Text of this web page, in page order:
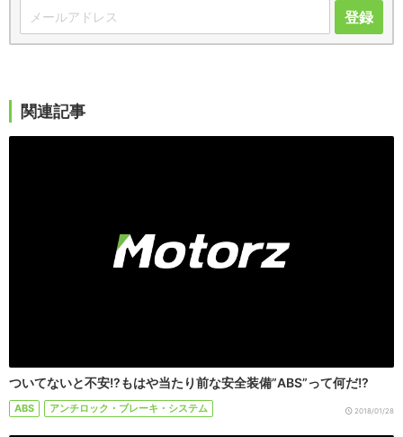
登録
関連記事
ついてないと不安!?もはや当たり前な安全装備”ABS”って何だ!?
ABS アンチロック・ブレーキ・システム 2018/01/28